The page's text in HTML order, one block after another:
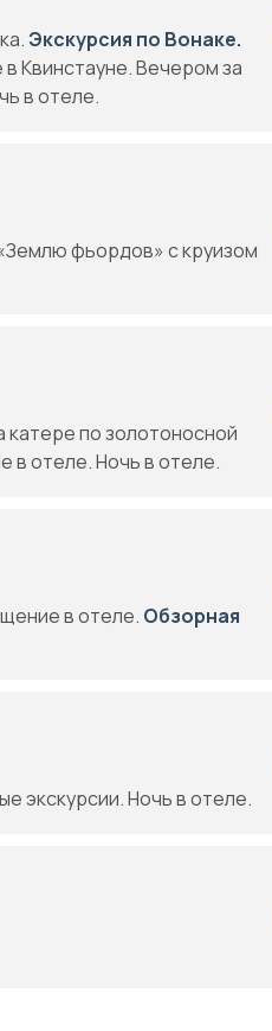
Экскурсия по Вонаке.
Квинстауне. Вечером за
в отеле.
фьордов» с круизом
катере по золотоносной
в отеле. Ночь в отеле.
в отеле. Обзорная
экскурсии. Ночь в отеле.